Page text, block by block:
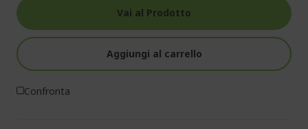
Vai al Prodotto
Aggiungi al carrello
Confronta